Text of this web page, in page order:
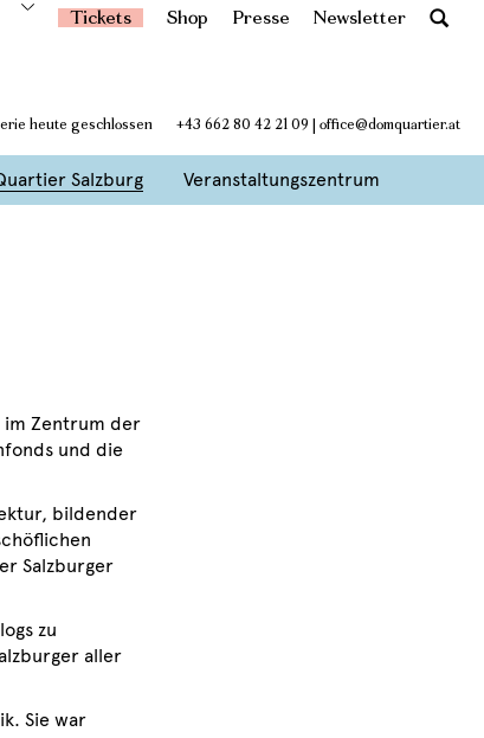
Tickets Shop Presse Newsletter
heute geschlossen +43 662 80 42 21 09 | office@domquartier.at
Salzburg Veranstaltungszentrum
im Zentrum der
und die
bildender
Salzburger
zu
aller
Sie war